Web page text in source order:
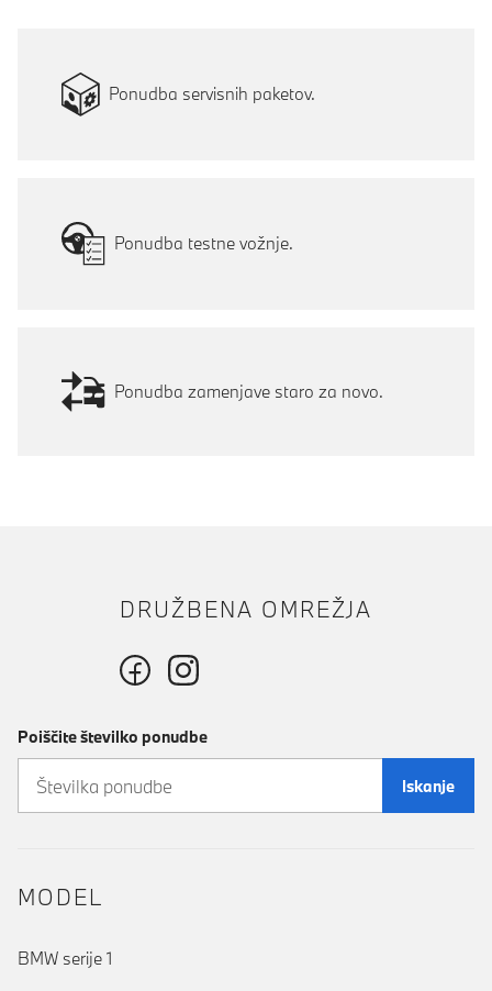
Ponudba servisnih paketov.
Ponudba testne vožnje.
Ponudba zamenjave staro za novo.
DRUŽBENA OMREŽJA
Poiščite številko ponudbe
Iskanje
MODEL
BMW serije 1